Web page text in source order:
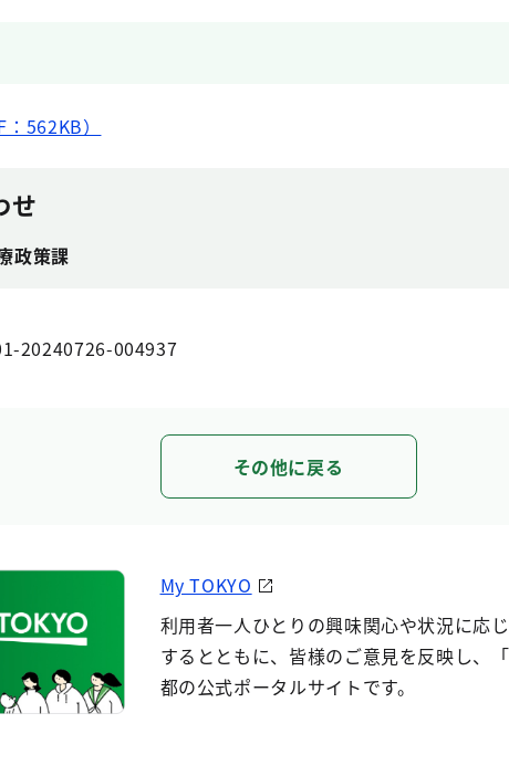
562KB）
せ
政策課
20240726-004937
その他に戻る
My TOKYO
利用者一人ひとりの興味関心や状況に応
するとともに、皆様のご意見を反映し、
都の公式ポータルサイトです。